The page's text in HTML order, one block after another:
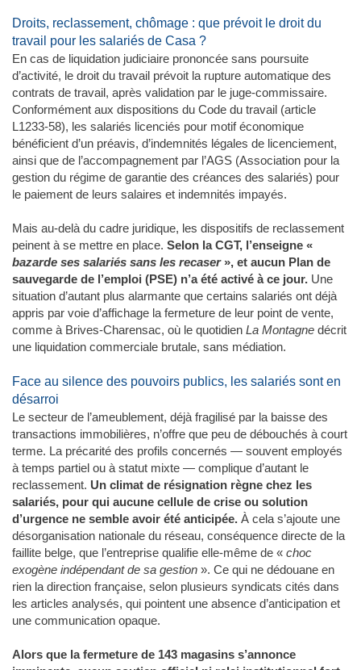
​Droits, reclassement, chômage : que prévoit le droit du
travail pour les salariés de Casa ?
En cas de liquidation judiciaire prononcée sans poursuite
d’activité, le droit du travail prévoit la rupture automatique des
contrats de travail, après validation par le juge-commissaire.
Conformément aux dispositions du Code du travail (article
L1233-58), les salariés licenciés pour motif économique
bénéficient d’un préavis, d’indemnités légales de licenciement,
ainsi que de l’accompagnement par l’AGS (Association pour la
gestion du régime de garantie des créances des salariés) pour
le paiement de leurs salaires et indemnités impayés.
Mais au-delà du cadre juridique, les dispositifs de reclassement
peinent à se mettre en place. Selon la CGT, l’enseigne «
bazarde ses salariés sans les recaser», et aucun Plan de
sauvegarde de l’emploi (PSE) n’a été activé à ce jour. Une
situation d’autant plus alarmante que certains salariés ont déjà
appris par voie d’affichage la fermeture de leur point de vente,
comme à Brives-Charensac, où le quotidien La Montagne décrit
une liquidation commerciale brutale, sans médiation.
Face au silence des pouvoirs publics, les salariés sont en
désarroi
Le secteur de l’ameublement, déjà fragilisé par la baisse des
transactions immobilières, n’offre que peu de débouchés à court
terme. La précarité des profils concernés — souvent employés
à temps partiel ou à statut mixte — complique d’autant le
reclassement. Un climat de résignation règne chez les
salariés, pour qui aucune cellule de crise ou solution
d’urgence ne semble avoir été anticipée. À cela s’ajoute une
désorganisation nationale du réseau, conséquence directe de la
faillite belge, que l’entreprise qualifie elle-même de « choc
exogène indépendant de sa gestion ». Ce qui ne dédouane en
rien la direction française, selon plusieurs syndicats cités dans
les articles analysés, qui pointent une absence d’anticipation et
une communication opaque.
Alors que la fermeture de 143 magasins s’annonce